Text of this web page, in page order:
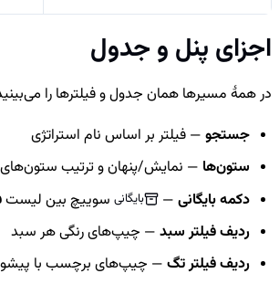
اجزای پنل و جدول
در همهٔ مسیرها همان جدول و فیلترها را
جستجو — فیلتر بر اساس نام استراتژی
ستون‌ها — نمایش/پنهان و ترتیب
دکمه بایگانی — بایگانی سوییچ بین لیست
ردیف فیلتر سبد — چیپ‌های رنگی هر سبد
ردیف فیلتر تگ — چیپ‌های برچسب با